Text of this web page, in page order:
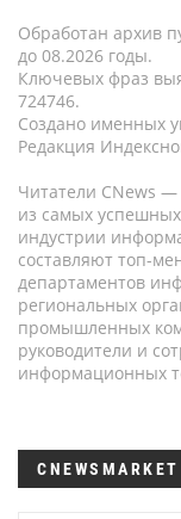
Обработан архив
до 08.2026 годы.
Ключевых фраз
724746.
Создано именных
Редакция
Читатели CNews —
из самых
индустрии
составляют топ-
департаментов
региональных
промышленных
руководители и
информационных
CNEWSMARKET